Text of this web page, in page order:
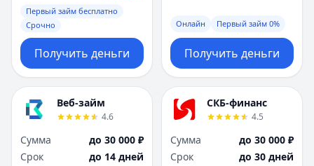
Первый займ бесплатно
Срочно
Получить деньги
Онлайн Первый займ 0%
Получить деньги
Веб-займ
4.6
Сумма
до 30 000 ₽
Срок
до 14 дней
СКБ-финанс
4.5
Сумма
до 30 000 ₽
Срок
до 30 дней